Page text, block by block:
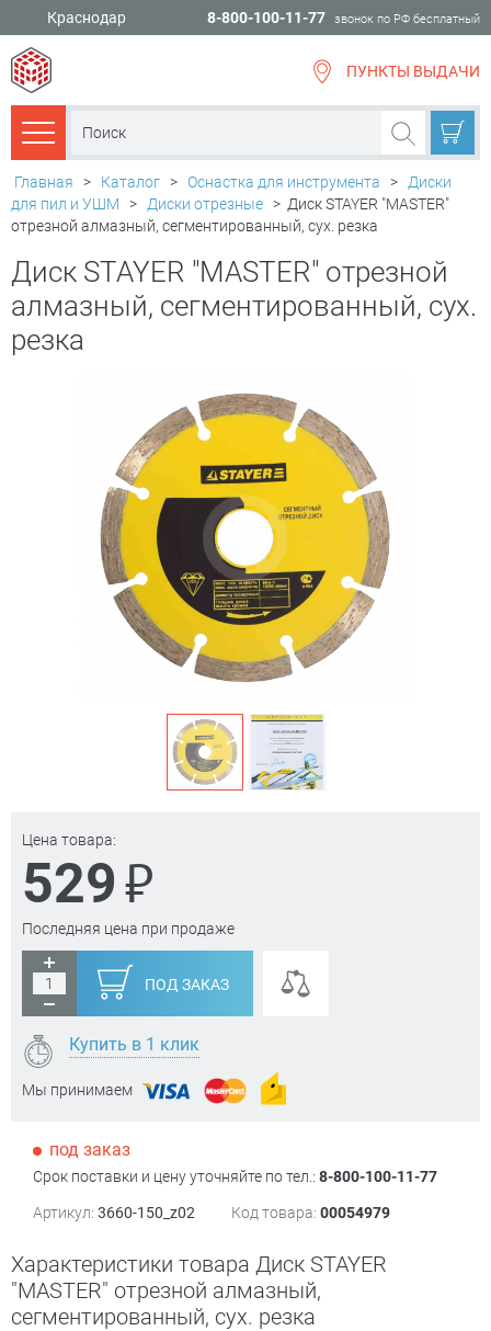
Краснодар 8-800-100-11-77 звонок по РФ бесплатный
ПУНКТЫ ВЫДАЧИ
Каталог товаров
Главная > Каталог > Оснастка для инструмента >
Диски
для пил и УШМ
> Диски отрезные > Диск STAYER "MASTER"
отрезной алмазный, сегментированный, сух. резка
Диск STAYER "MASTER" отрезной
алмазный, сегментированный, сух.
резка
Цена товара:
529₽
Последняя цена при продаже
ПОД ЗАКАЗ
Купить в 1 клик
Мы принимаем
под заказ
Срок поставки и цену уточняйте по тел.: 8-800-100-11-77
Артикул: 3660-150_z02 Код товара: 00054979
Характеристики товара Диск STAYER
"MASTER" отрезной алмазный,
сегментированный, сух. резка